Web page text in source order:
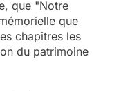
que "Notre
que
chapitres les
du patrimoine